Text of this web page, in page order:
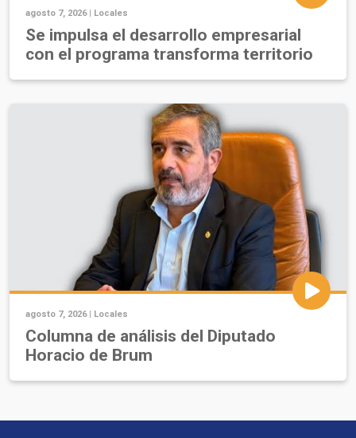
agosto 7, 2026 | Locales
Se impulsa el desarrollo empresarial
con el programa transforma territorio
agosto 7, 2026 | Locales
Columna de análisis del Diputado
Horacio de Brum